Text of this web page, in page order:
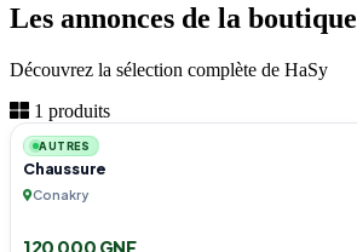
Les annonces de la boutique
Découvrez la sélection complète de HaSy
1 produits
AUTRES
Chaussure
Conakry
120 000 GNF